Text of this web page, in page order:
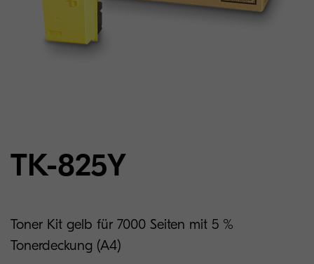
TK-825Y
Toner Kit gelb für 7000 Seiten mit 5 %
Tonerdeckung (A4)